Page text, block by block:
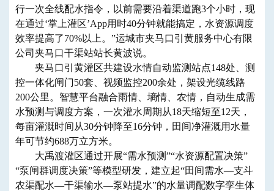
行一次全线配水指令，以前需要沿着渠道跑3个小时，现
在通过‘掌上灌区’App用时40分钟就能搞定，水资源调度
效率提高了70%以上。”运城市夹马口引黄服务中心有限
公司夹马口干渠站站长黄波说。
夹马口引黄灌区共建设水情自动监测站点148处、测
控一体化闸门50套、视频监控200余处，架设光缆线路
200公里。智慧平台融合雨情、墒情、农情，自动生成需
水预测与调度方案，一次灌水周期从18天缩短至12天，
每亩灌溉时间从30分钟降至16分钟，田间净灌溉用水量
年可节约688万立方米。
大禹渡灌区通过开展“需水预测”“水资源配置决策”
“泵闸群调度决策”等模型研发，建立起“田间需水—支斗
农渠配水—干渠输水—泵站提水”的水量调配数字孪生体